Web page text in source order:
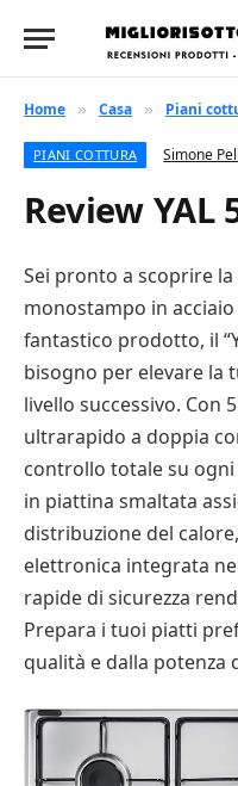
Home » Casa » Piani
PIANI COTTURA Simone
Review YAL
Sei pronto a scoprire
monostampo in
fantastico prodotto, il
bisogno per elevare la
livello successivo. Con
ultrarapido a doppia
controllo totale su
in piattina smaltata
distribuzione del
elettronica integrata
rapide di sicurezza
Prepara i tuoi piatti
qualità e dalla potenza